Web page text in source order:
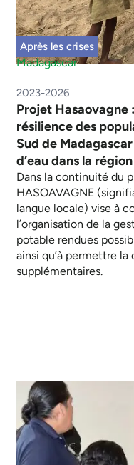
Après les crises
Madagascar
2023-2026
Projet Hasaovagne
résilience des
Sud de
d’eau dans la
Dans la continuité du
HASOAVAGNE
langue locale) vise à
l’organisation de la
potable rendues
ainsi qu’à permettre la
supplémentaires.